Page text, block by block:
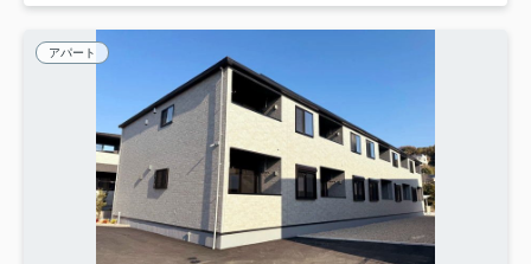
アパート